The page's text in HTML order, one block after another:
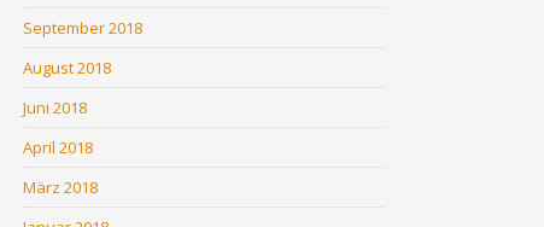
September 2018
August 2018
Juni 2018
April 2018
März 2018